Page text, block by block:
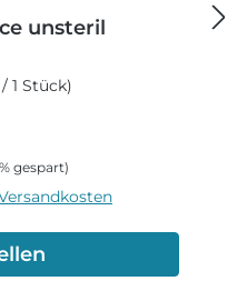
unsteril
1 Stück)
gespart)